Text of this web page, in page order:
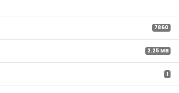
7860
2.25 MB
1